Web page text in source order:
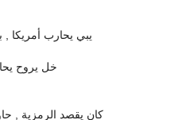
يبي يحارب أمريكا
خل يروح
كان يقصد الرمزية ,